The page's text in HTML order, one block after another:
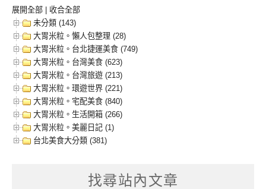
展開全部 | 收合全部
未分類 (143)
大胃米粒。懶人包整理 (28)
大胃米粒。台北捷運美食 (749)
大胃米粒。台灣美食 (623)
大胃米粒。台灣旅遊 (213)
大胃米粒。環遊世界 (221)
大胃米粒。宅配美食 (840)
大胃米粒。生活開箱 (266)
大胃米粒。美麗日記 (1)
台北美食大分類 (381)
找尋站內文章